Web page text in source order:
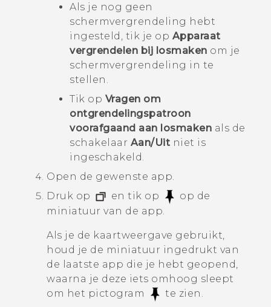
Als je nog geen
schermvergrendeling hebt
ingesteld, tik je op Apparaat
vergrendelen bij losmaken om je
schermvergrendeling in te
stellen.
Tik op Vragen om
ontgrendelingspatroon
voorafgaand aan losmaken als de
schakelaar Aan/Uit niet is
ingeschakeld.
Open de gewenste app.
Druk op
en tik op
op de
miniatuur van de app.
Als je de kaartweergave gebruikt,
houd je de miniatuur ingedrukt van
de laatste app die je hebt geopend,
waarna je deze iets omhoog sleept
om het pictogram
te zien.